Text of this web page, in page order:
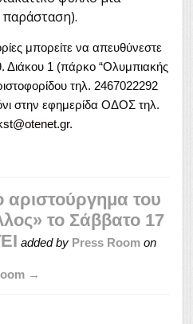
μπορείτε να απευθύνεστε
Διάκου 1 (πάρκο “Ολυμπιακής
τηλ. 2467022292
στην εφημερίδα ΟΔΟΣ τηλ.
.
αριστούργημα του
το Σάββατο 17
added by Press Room on
→